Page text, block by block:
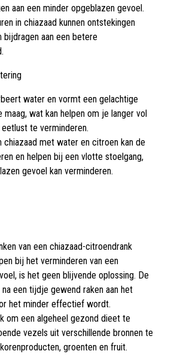
aan een minder opgeblazen gevoel.
in chiazaad kunnen ontstekingen
bijdragen aan een betere
.
water en vormt een gelachtige
maag, wat kan helpen om je langer vol
te verminderen.
chiazaad met water en citroen kan de
en helpen bij een vlotte stoelgang,
gevoel kan verminderen.
van een chiazaad-citroendrank
bij het verminderen van een
is het geen blijvende oplossing. De
na een tijdje gewend raken aan het
het minder effectief wordt.
om een algeheel gezond dieet te
vezels uit verschillende bronnen te
groenten en fruit.